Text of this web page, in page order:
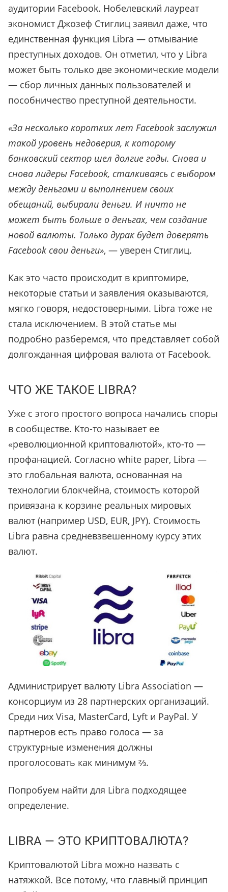
аудитории Facebook. Нобелевский лауреат
экономист Джозеф Стиглиц заявил даже, что
единственная функция Libra — отмывание
преступных доходов. Он отметил, что у Libra
может быть только две экономические модели
— сбор личных данных пользователей и
пособничество преступной деятельности.
«За несколько коротких лет Facebook заслужил
такой уровень недоверия, к которому
банковский сектор шел долгие годы. Снова и
снова лидеры Facebook, сталкиваясь с выбором
между деньгами и выполнением своих
обещаний, выбирали деньги. И ничто не
может быть больше о деньгах, чем создание
новой валюты. Только дурак будет доверять
Facebook свои деньги», — уверен Стиглиц.
Как это часто происходит в криптомире,
некоторые статьи и заявления оказываются,
мягко говоря, недостоверными. Libra тоже не
стала исключением. В этой статье мы
подробно разберемся, что представляет собой
долгожданная цифровая валюта от Facebook.
ЧТО ЖЕ ТАКОЕ LIBRA?
Уже с этого простого вопроса начались споры
в сообществе. Кто-то называет ее
«революционной криптовалютой», кто-то —
профанацией. Согласно white paper, Libra —
это глобальная валюта, основанная на
технологии блокчейна, стоимость которой
привязана к корзине реальных мировых
валют (например USD, EUR, JPY). Стоимость
Libra равна средневзвешенному курсу этих
валют.
Администрирует валюту Libra Association —
консорциум из 28 партнерских организаций.
Среди них Visa, MasterCard, Lyft и PayPal. У
партнеров есть право голоса — за
структурные изменения должны
проголосовать как минимум ⅔.
Попробуем найти для Libra подходящее
определение.
LIBRA — ЭТО КРИПТОВАЛЮТА?
Криптовалютой Libra можно назвать с
натяжкой. Все потому, что главный принцип